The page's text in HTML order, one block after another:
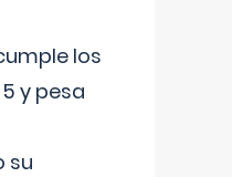
los
y pesa
su